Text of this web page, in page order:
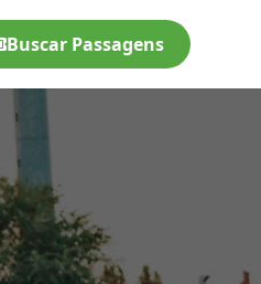
Buscar Passagens